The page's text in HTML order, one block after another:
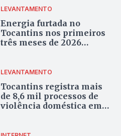
LEVANTAMENTO
Energia furtada no
Tocantins nos primeiros
três meses de 2026
concessionária
LEVANTAMENTO
Tocantins registra mais
de 8,6 mil processos de
violência doméstica em